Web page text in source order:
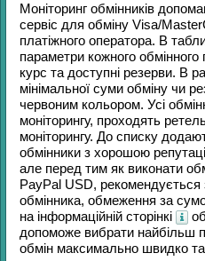
Моніторинг обмінників
сервіс для обміну Visa/
платіжного оператора. В
параметри кожного обмінного
курс та доступні резерви. В
мінімальної суми обміну чи
червоним кольором. Усі
моніторингу, проходять
моніторингу. До списку
обмінники з хорошою
але перед тим як виконати
PayPal USD, рекомендується
обмінника, обмеження за
на інформаційній сторінкі
допоможе вибрати найбільш
обмін максимально швидко